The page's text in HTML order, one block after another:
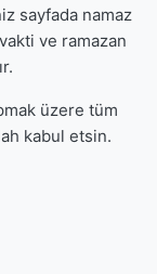
sayfada namaz
ve ramazan
üzere tüm
kabul etsin.